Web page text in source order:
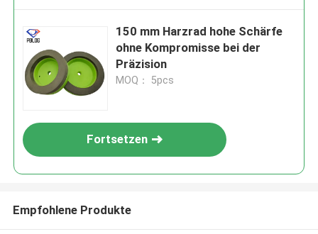
150 mm Harzrad hohe Schärfe
ohne Kompromisse bei der
Präzision
MOQ： 5pcs
Fortsetzen
Empfohlene Produkte